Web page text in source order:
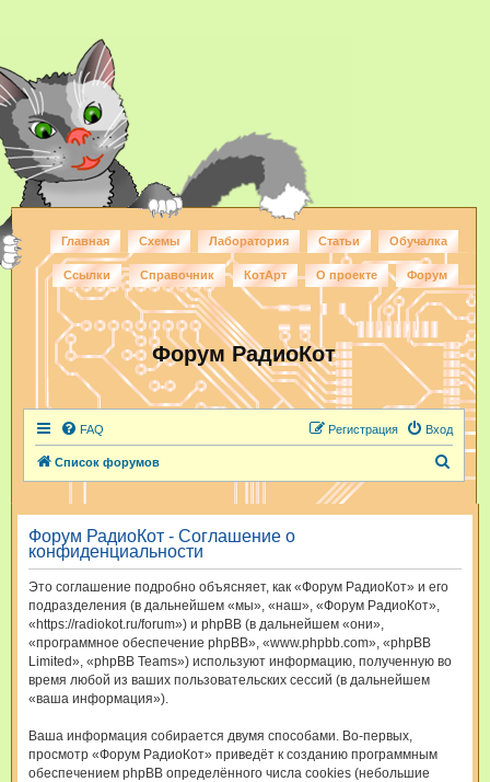
Главная Схемы Лаборатория Статьи Обучалка
Ссылки Справочник КотАрт О проекте Форум
Форум РадиоКот
FAQ Вход
Регистрация
Список форумов
и
к
Форум РадиоКот - Соглашение о
конфиденциальности
Это соглашение подробно объясняет, как «Форум РадиоКот» и его
подразделения (в дальнейшем «мы», «наш», «Форум РадиоКот»,
«https://radiokot.ru/forum») и phpBB (в дальнейшем «они»,
«программное обеспечение phpBB», «www.phpbb.com», «phpBB
Limited», «phpBB Teams») используют информацию, полученную во
время любой из ваших пользовательских сессий (в дальнейшем
«ваша информация»).
Ваша информация собирается двумя способами. Во-первых,
просмотр «Форум РадиоКот» приведёт к созданию программным
обеспечением phpBB определённого числа cookies (небольшие